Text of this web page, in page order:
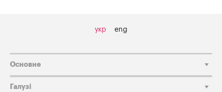
укр eng
Основне
Галузі